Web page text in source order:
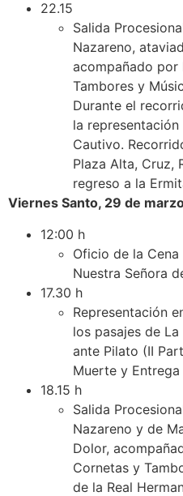
22.15
Salida
Nazareno,
acompañado por
Tambores y
Durante el
la
Cautivo.
Plaza Alta, Cruz,
regreso a la
Viernes Santo, 29 de
12:00 h
Oficio de la
Nuestra Señora
17.30 h
Representación
los pasajes de
ante Pilato (II
Muerte y
18.15 h
Salida
Nazareno y de
Dolor,
Cornetas y
de la Real